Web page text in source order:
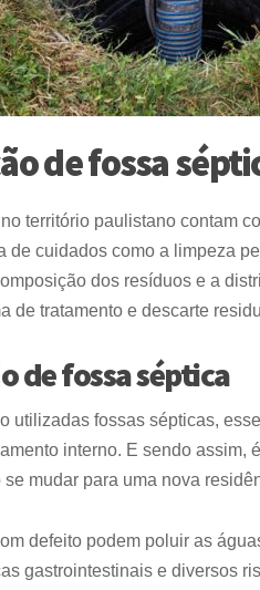
de fossa
território paulistano contam
de cuidados como a limpeza
dos resíduos e a
de tratamento e descarte
de fossa séptica
utilizadas fossas sépticas,
interno. E sendo assim,
mudar para uma nova
defeito podem poluir as
gastrointestinais e diversos